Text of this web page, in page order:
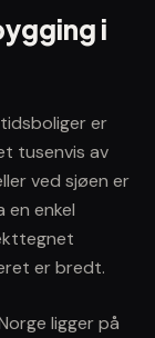
i
er
tusenvis av
ved sjøen er
en enkel
er bredt.
ligger på